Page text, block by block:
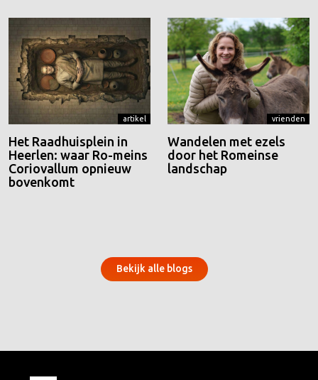
artikel
Het Raadhuisplein in
Heerlen: waar Ro-meins
Coriovallum opnieuw
bovenkomt
vrienden
Wandelen met ezels
door het Romeinse
landschap
Bekijk alle blogs